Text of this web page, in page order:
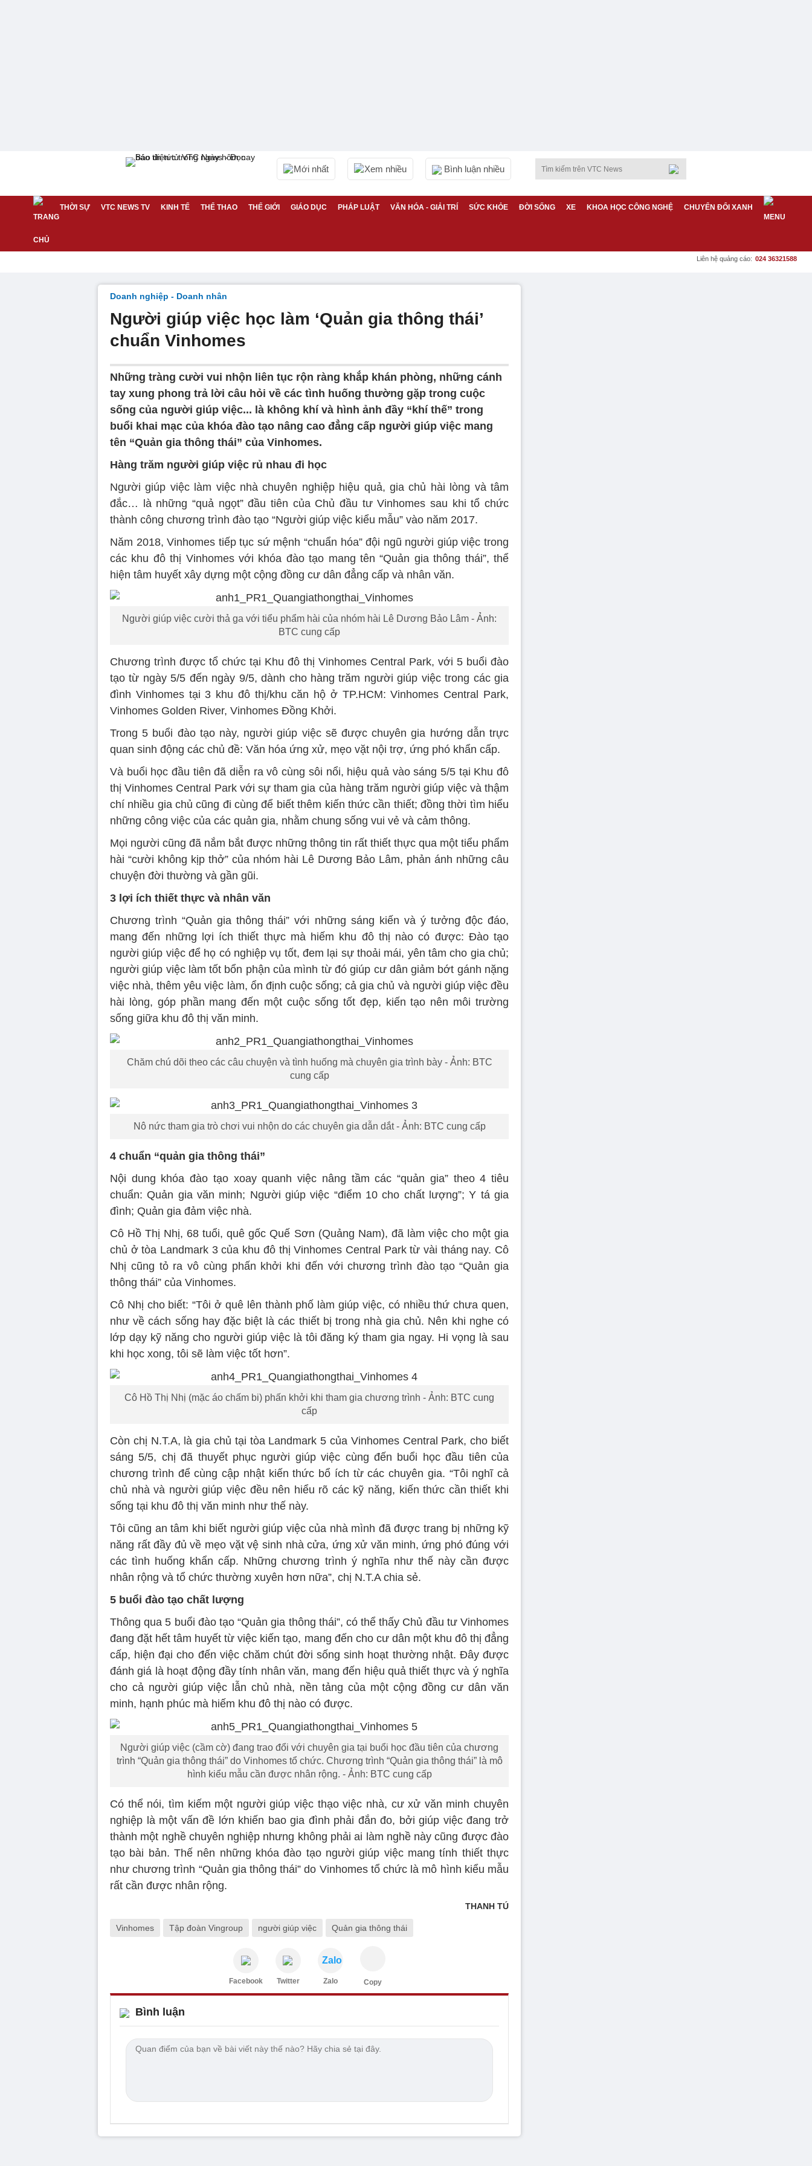
Mới nhất Xem nhiều Bình luận nhiều
THỜI SỰ VTC NEWS TV KINH TẾ THỂ THAO THẾ GIỚI GIÁO DỤC PHÁP LUẬT VĂN HÓA - GIẢI TRÍ SỨC KHỎE ĐỜI SỐNG XE KHOA HỌC CÔNG NGHỆ CHUYỂN ĐỔI XANH
Liên hệ quảng cáo: 024 36321588
Doanh nghiệp - Doanh nhân
Người giúp việc học làm ‘Quản gia thông thái’
chuẩn Vinhomes
Những tràng cười vui nhộn liên tục rộn ràng khắp khán phòng, những cánh
tay xung phong trả lời câu hỏi về các tình huống thường gặp trong cuộc
sống của người giúp việc... là không khí và hình ảnh đầy “khí thế” trong
buổi khai mạc của khóa đào tạo nâng cao đẳng cấp người giúp việc mang
tên “Quản gia thông thái” của Vinhomes.
Hàng trăm người giúp việc rủ nhau đi học
Người giúp việc làm việc nhà chuyên nghiệp hiệu quả, gia chủ hài lòng và tâm
đắc… là những “quả ngọt” đầu tiên của Chủ đầu tư Vinhomes sau khi tổ chức
thành công chương trình đào tạo “Người giúp việc kiểu mẫu” vào năm 2017.
Năm 2018, Vinhomes tiếp tục sứ mệnh “chuẩn hóa” đội ngũ người giúp việc trong
các khu đô thị Vinhomes với khóa đào tạo mang tên “Quản gia thông thái”, thể
hiện tâm huyết xây dựng một cộng đồng cư dân đẳng cấp và nhân văn.
Người giúp việc cười thả ga với tiểu phẩm hài của nhóm hài Lê Dương Bảo Lâm - Ảnh:
BTC cung cấp
Chương trình được tổ chức tại Khu đô thị Vinhomes Central Park, với 5 buổi đào
tạo từ ngày 5/5 đến ngày 9/5, dành cho hàng trăm người giúp việc trong các gia
đình Vinhomes tại 3 khu đô thị/khu căn hộ ở TP.HCM: Vinhomes Central Park,
Vinhomes Golden River, Vinhomes Đồng Khởi.
Trong 5 buổi đào tạo này, người giúp việc sẽ được chuyên gia hướng dẫn trực
quan sinh động các chủ đề: Văn hóa ứng xử, mẹo vặt nội trợ, ứng phó khẩn cấp.
Và buổi học đầu tiên đã diễn ra vô cùng sôi nổi, hiệu quả vào sáng 5/5 tại Khu đô
thị Vinhomes Central Park với sự tham gia của hàng trăm người giúp việc và thậm
chí nhiều gia chủ cũng đi cùng để biết thêm kiến thức cần thiết; đồng thời tìm hiểu
những công việc của các quản gia, nhằm chung sống vui vẻ và cảm thông.
Mọi người cũng đã nắm bắt được những thông tin rất thiết thực qua một tiểu phẩm
hài “cười không kịp thở” của nhóm hài Lê Dương Bảo Lâm, phản ánh những câu
chuyện đời thường và gần gũi.
3 lợi ích thiết thực và nhân văn
Chương trình “Quản gia thông thái” với những sáng kiến và ý tưởng độc đáo,
mang đến những lợi ích thiết thực mà hiếm khu đô thị nào có được: Đào tạo
người giúp việc để họ có nghiệp vụ tốt, đem lại sự thoải mái, yên tâm cho gia chủ;
người giúp việc làm tốt bổn phận của mình từ đó giúp cư dân giảm bớt gánh nặng
việc nhà, thêm yêu việc làm, ổn định cuộc sống; cả gia chủ và người giúp việc đều
hài lòng, góp phần mang đến một cuộc sống tốt đẹp, kiến tạo nên môi trường
sống giữa khu đô thị văn minh.
Chăm chú dõi theo các câu chuyện và tình huống mà chuyên gia trình bày - Ảnh: BTC
cung cấp
Nô nức tham gia trò chơi vui nhộn do các chuyên gia dẫn dắt - Ảnh: BTC cung cấp
4 chuẩn “quản gia thông thái”
Nội dung khóa đào tạo xoay quanh việc nâng tầm các “quản gia” theo 4 tiêu
chuẩn: Quản gia văn minh; Người giúp việc “điểm 10 cho chất lượng”; Y tá gia
đình; Quản gia đảm việc nhà.
Cô Hồ Thị Nhị, 68 tuổi, quê gốc Quế Sơn (Quảng Nam), đã làm việc cho một gia
chủ ở tòa Landmark 3 của khu đô thị Vinhomes Central Park từ vài tháng nay. Cô
Nhị cũng tỏ ra vô cùng phấn khởi khi đến với chương trình đào tạo “Quản gia
thông thái” của Vinhomes.
Cô Nhị cho biết: “Tôi ở quê lên thành phố làm giúp việc, có nhiều thứ chưa quen,
như về cách sống hay đặc biệt là các thiết bị trong nhà gia chủ. Nên khi nghe có
lớp dạy kỹ năng cho người giúp việc là tôi đăng ký tham gia ngay. Hi vọng là sau
khi học xong, tôi sẽ làm việc tốt hơn”.
Cô Hồ Thị Nhị (mặc áo chấm bi) phấn khởi khi tham gia chương trình - Ảnh: BTC cung
cấp
Còn chị N.T.A, là gia chủ tại tòa Landmark 5 của Vinhomes Central Park, cho biết
sáng 5/5, chị đã thuyết phục người giúp việc cùng đến buổi học đầu tiên của
chương trình để cùng cập nhật kiến thức bổ ích từ các chuyên gia. “Tôi nghĩ cả
chủ nhà và người giúp việc đều nên hiểu rõ các kỹ năng, kiến thức cần thiết khi
sống tại khu đô thị văn minh như thế này.
Tôi cũng an tâm khi biết người giúp việc của nhà mình đã được trang bị những kỹ
năng rất đầy đủ về mẹo vặt vệ sinh nhà cửa, ứng xử văn minh, ứng phó đúng với
các tình huống khẩn cấp. Những chương trình ý nghĩa như thế này cần được
nhân rộng và tổ chức thường xuyên hơn nữa”, chị N.T.A chia sẻ.
5 buổi đào tạo chất lượng
Thông qua 5 buổi đào tạo “Quản gia thông thái”, có thể thấy Chủ đầu tư Vinhomes
đang đặt hết tâm huyết từ việc kiến tạo, mang đến cho cư dân một khu đô thị đẳng
cấp, hiện đại cho đến việc chăm chút đời sống sinh hoạt thường nhật. Đây được
đánh giá là hoạt động đầy tính nhân văn, mang đến hiệu quả thiết thực và ý nghĩa
cho cả người giúp việc lẫn chủ nhà, nền tảng của một cộng đồng cư dân văn
minh, hạnh phúc mà hiếm khu đô thị nào có được.
Người giúp việc (cầm cờ) đang trao đổi với chuyên gia tại buổi học đầu tiên của chương
trình “Quản gia thông thái” do Vinhomes tổ chức. Chương trình “Quản gia thông thái” là mô
hình kiểu mẫu cần được nhân rộng. - Ảnh: BTC cung cấp
Có thể nói, tìm kiếm một người giúp việc thạo việc nhà, cư xử văn minh chuyên
nghiệp là một vấn đề lớn khiến bao gia đình phải đắn đo, bởi giúp việc đang trở
thành một nghề chuyên nghiệp nhưng không phải ai làm nghề này cũng được đào
tạo bài bản. Thế nên những khóa đào tạo người giúp việc mang tính thiết thực
như chương trình “Quản gia thông thái” do Vinhomes tổ chức là mô hình kiểu mẫu
rất cần được nhân rộng.
THANH TÚ
Vinhomes Tập đoàn Vingroup người giúp việc Quản gia thông thái
Facebook Twitter
Zalo
Zalo Copy
Bình luận